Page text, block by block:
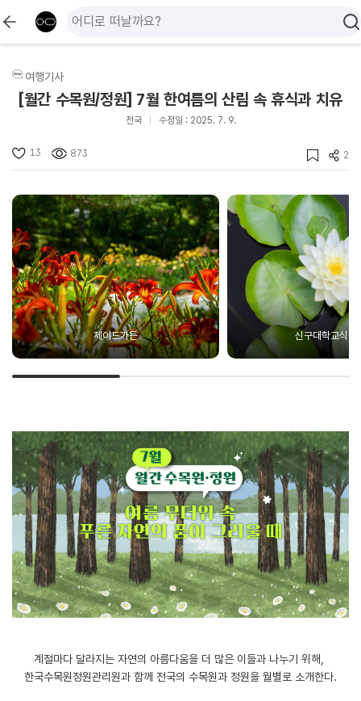
여행기사
[월간 수목원/정원] 7월 한여름의 산림 속 휴식과 치유
전국 수정일 : 2025. 7. 9.
13 873 2
제이드가든 신구대학교식물
계절마다 달라지는 자연의 아름다움을 더 많은 이들과 나누기 위해,
한국수목원정원관리원과 함께 전국의 수목원과 정원을 월별로 소개한다.